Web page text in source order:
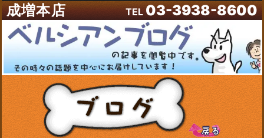
成増本店 TEL 03-3938-8600